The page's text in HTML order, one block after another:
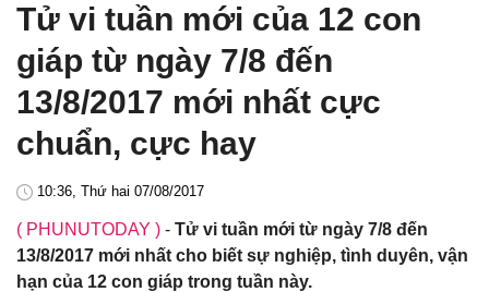
Tử vi tuần mới của 12 con
giáp từ ngày 7/8 đến
13/8/2017 mới nhất cực
chuẩn, cực hay
10:36, Thứ hai 07/08/2017
( PHUNUTODAY ) - Tử vi tuần mới từ ngày 7/8 đến
13/8/2017 mới nhất cho biết sự nghiệp, tình duyên, vận
hạn của 12 con giáp trong tuần này.